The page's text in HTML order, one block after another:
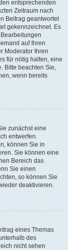
entsprechenden
Zeitraum nach
Beitrag geantwortet
gekennzeichnet. Es
auf Ihren
Moderator Ihren
für nötig halten, eine
Bitte beachten Sie,
wenn bereits
zunächst eine
entwerfen.
können Sie in
Sie können eine
Bereich das
Sie einen
so können Sie
deaktivieren.
eines Themas
des
nicht sehen